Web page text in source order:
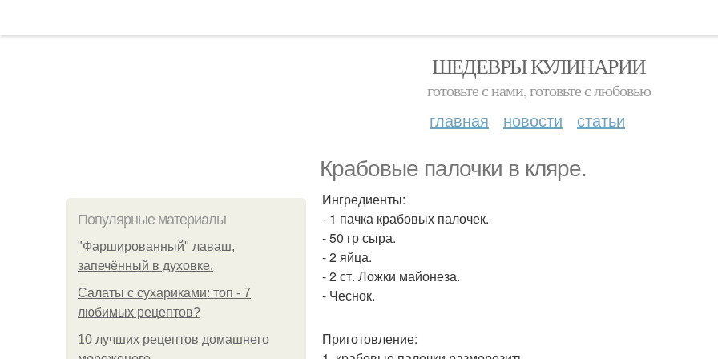
ШЕДЕВРЫ КУЛИНАРИИ
готовьте с нами, готовьте с любовью
главная новости статьи
Крабовые палочки в кляре.
Популярные материалы
"Фаршированный" лаваш,
запечённый в духовке.
Салаты с сухариками: топ - 7
любимых рецептов?
10 лучших рецептов домашнего
Ингредиенты:
- 1 пачка крабовых палочек.
- 50 гр сыра.
- 2 яйца.
- 2 ст. Ложки майонеза.
- Чеснок.
Приготовление: